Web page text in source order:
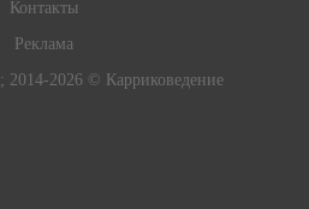
Контакты
Реклама
; 2014-2026 © Карриковедение